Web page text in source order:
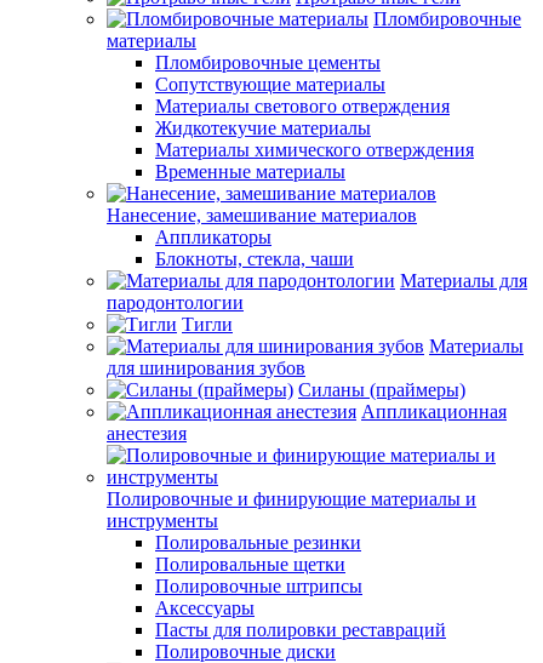
Пломбировочные
материалы
Пломбировочные цементы
Сопутствующие материалы
Материалы светового отверждения
Жидкотекучие материалы
Материалы химического отверждения
Временные материалы
Нанесение, замешивание материалов
Аппликаторы
Блокноты, стекла, чаши
Материалы для
пародонтологии
Тигли
Материалы
для шинирования зубов
Силаны (праймеры)
Аппликационная
анестезия
Полировочные и финирующие материалы и
инструменты
Полировальные резинки
Полировальные щетки
Полировочные штрипсы
Аксессуары
Пасты для полировки реставраций
Полировочные диски